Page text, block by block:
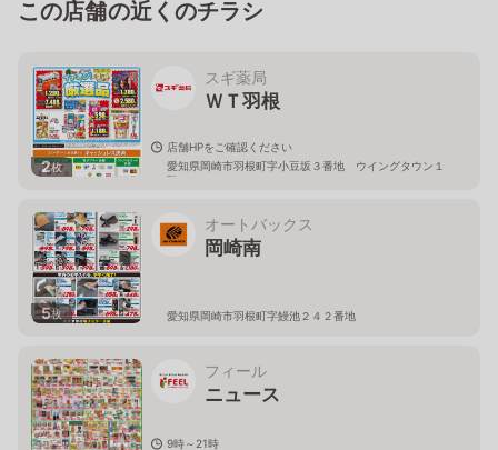
この店舗の近くのチラシ
2枚
スギ薬局
ＷＴ羽根
店舗HPをご確認ください
愛知県岡崎市羽根町字小豆坂３番地 ウイングタウン１
階
5枚
オートバックス
岡崎南
愛知県岡崎市羽根町字鰻池２４２番地
フィール
ニュース
9時～21時